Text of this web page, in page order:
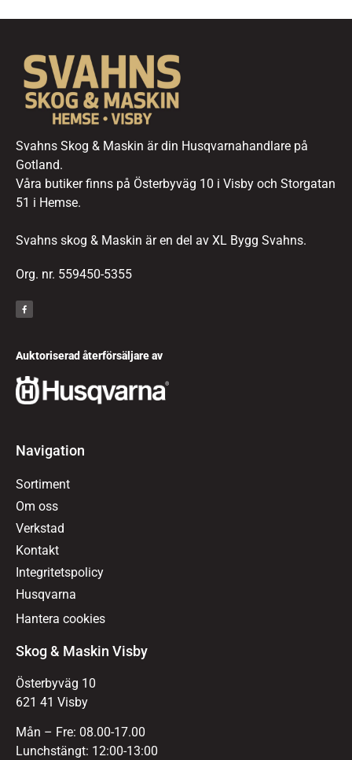
Svahns Skog & Maskin är din Husqvarnahandlare på
Gotland.
Våra butiker finns på Österbyväg 10 i Visby och Storgatan
51 i Hemse.
Svahns skog & Maskin är en del av XL Bygg Svahns.
Org. nr. 559450-5355
Auktoriserad återförsäljare av
Navigation
Sortiment
Om oss
Verkstad
Kontakt
Integritetspolicy
Husqvarna
Hantera cookies
Skog & Maskin Visby
Österbyväg 10
621 41 Visby
Mån – Fre: 08.00-17.00
Lunchstängt: 12:00-13:00